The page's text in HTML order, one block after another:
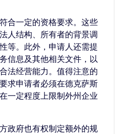
合一定的资格要求。这些
人结构、所有者的背景调
等。此外，申请人还需提
信息及其他相关文件，以
法经营能力。值得注意的
求申请者必须在德克萨斯
一定程度上限制外州企业
政府也有权制定额外的规